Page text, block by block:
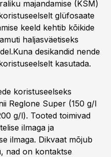
majandamise (KSM)
glüfosaate
keeld kehtib kõikide
haljasväetiseks
Kuna desikandid nende
kasutada.
koristuseelseks
Reglone Super (150 g/l
g/l). Tooted toimivad
ilmaga ja
ilmaga. Dikvaat mõjub
nad on kontaktse